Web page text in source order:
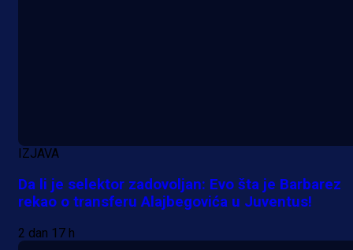
Premijer liga BiH
Grbavica se prisjetila Izeta
IZJAVA
Da li je selektor zadovoljan: Evo šta je Barbarez
rekao o transferu Alajbegovića u Juventus!
2 dan 17 h